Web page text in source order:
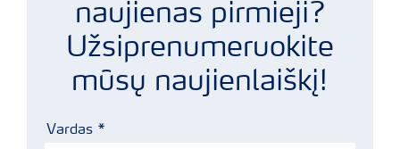
naujienas pirmieji?
Užsiprenumeruokite
mūsų naujienlaiškį!
Vardas